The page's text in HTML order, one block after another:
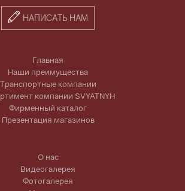
НАПИСАТЬ НАМ
Главная
Наши преимущества
Транспортные компании
компании SVYATNYH
Фирменный каталог
Презентация магазинов
О нас
Видеогалерея
Фотогалерея